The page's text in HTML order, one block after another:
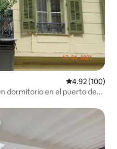
Calificación
4.92 (100)
dormitorio en el puerto de